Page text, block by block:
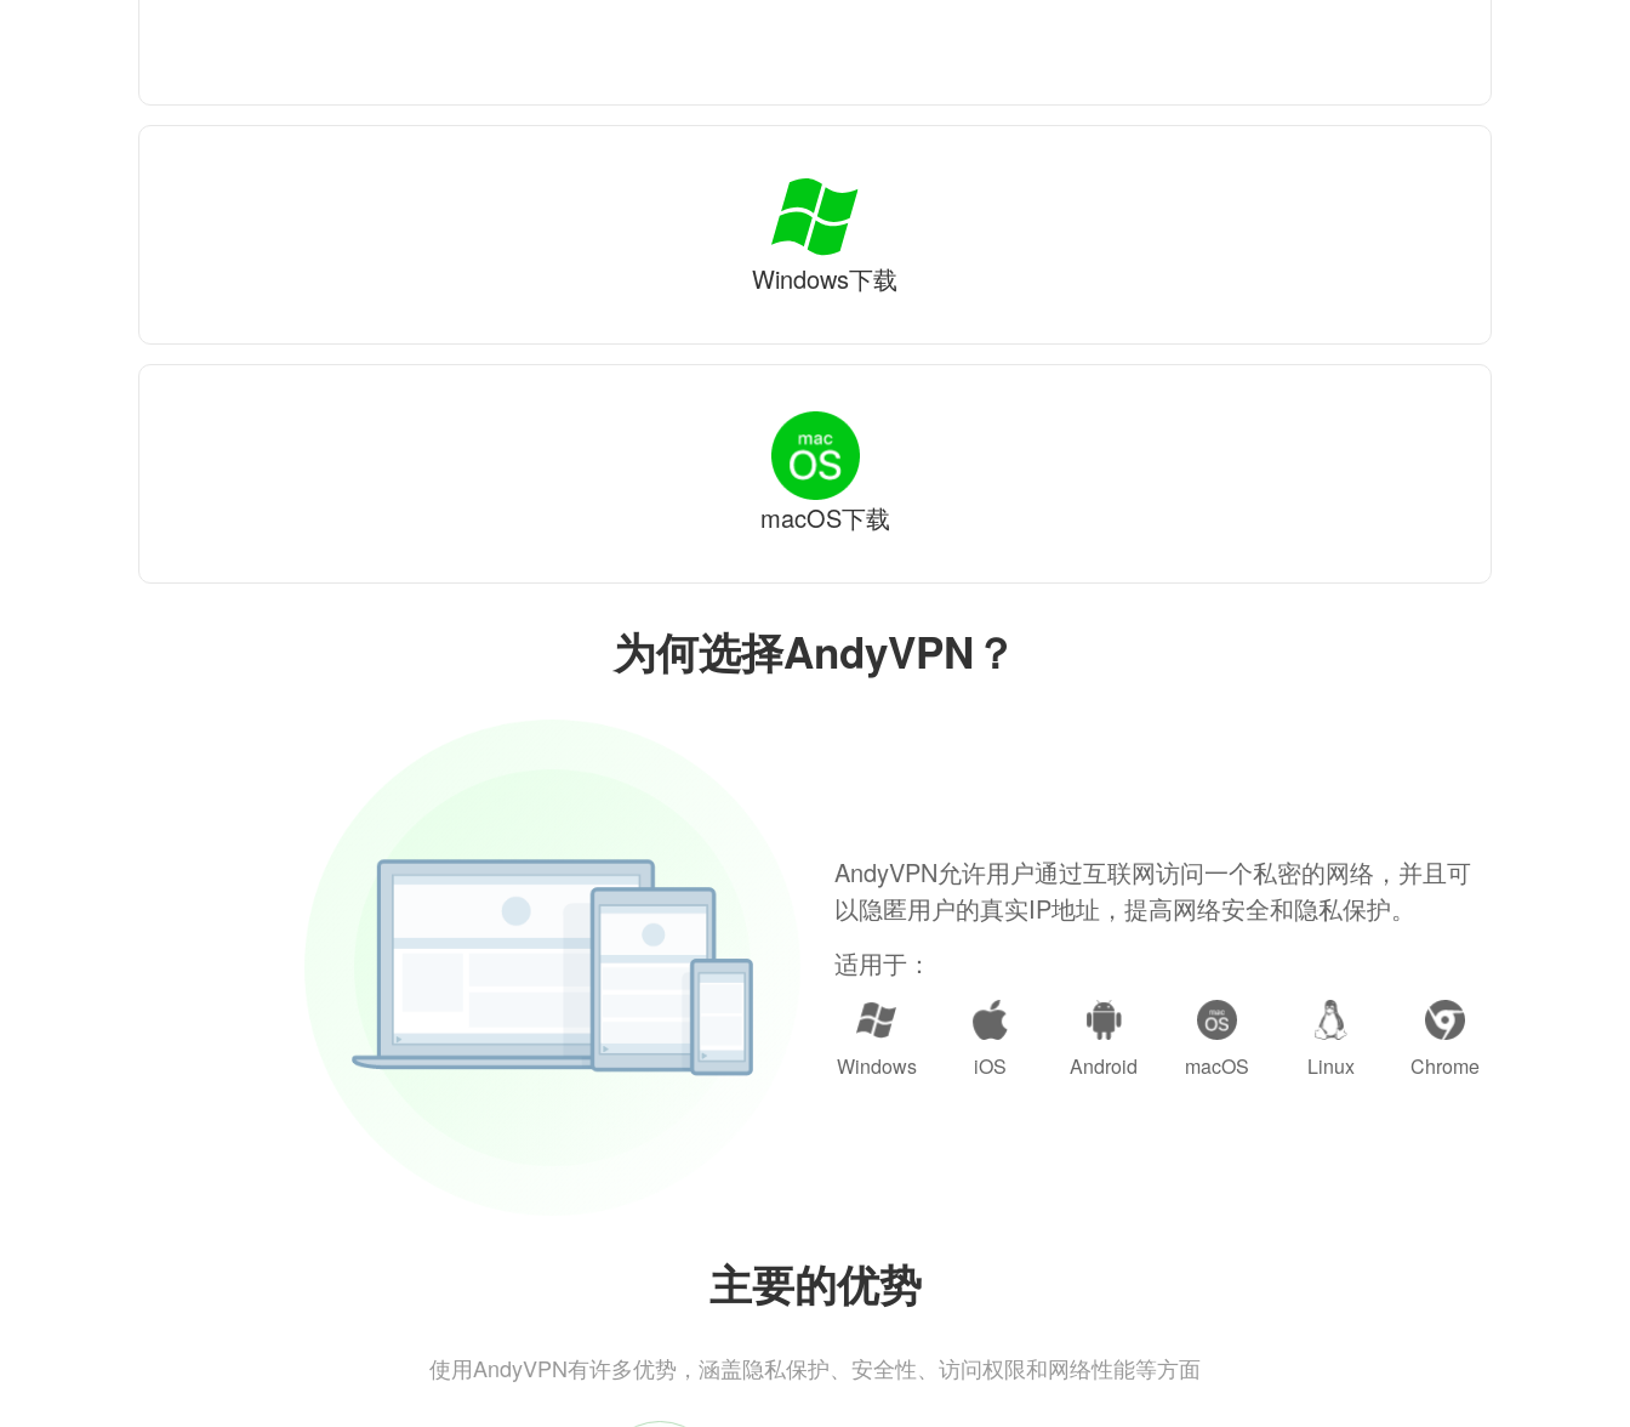
为何选择AndyVPN？
AndyVPN允许用户通过互联网访问一个私密的网络，并且可
以隐匿用户的真实IP地址，提高网络安全和隐私保护。
适用于：
Windows iOS Android macOS Linux Chrome
主要的优势
使用AndyVPN有许多优势，涵盖隐私保护、安全性、访问权限和网络性能等方面
Windows下载
macOS下载